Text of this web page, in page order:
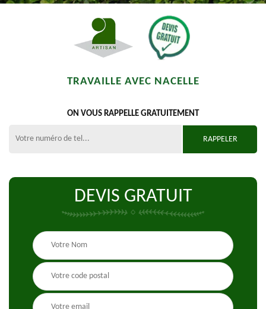
TRAVAILLE AVEC NACELLE
ON VOUS RAPPELLE GRATUITEMENT
DEVIS GRATUIT